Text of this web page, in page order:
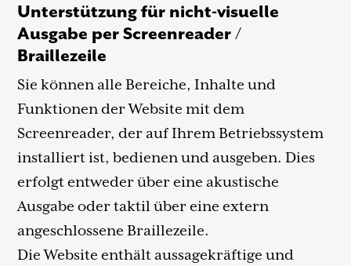
Unterstützung für nicht-visuelle
Ausgabe per Screenreader /
Braillezeile
Sie können alle Bereiche, Inhalte und
Funktionen der Website mit dem
Screenreader, der auf Ihrem Betriebssystem
installiert ist, bedienen und ausgeben. Dies
erfolgt entweder über eine akustische
Ausgabe oder taktil über eine extern
angeschlossene Braillezeile.
Die Website enthält aussagekräftige und